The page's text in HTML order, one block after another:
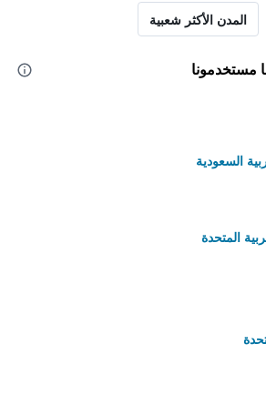
المدن الأكثر شعبية
مستخدمونا
السعودية
المتحدة